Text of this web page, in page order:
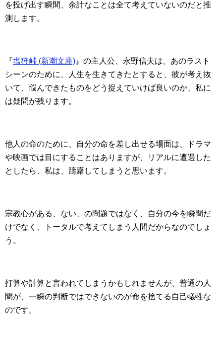
を投げ出す瞬間、余計なことは全て考えていないのだと推
測します。
『塩狩峠 (新潮文庫) 』の主人公、永野信夫は、あのラスト
シーンのために、人生を生きてきたとすると、彼が考え抜
いて、悩んできたものをどう捉えていけば良いのか、私に
は疑問が残ります。
他人の命のために、自分の命を差し出せる場面は、ドラマ
や映画では目にすることはありますが、リアルに遭遇した
としたら、私は、躊躇してしまうと思います。
宗教心がある、ない、の問題ではなく、自分の今を瞬間だ
けでなく、トータルで考えてしまう人間だからなのでしょ
う。
打算や計算と言われてしまうかもしれませんが、普通の人
間が、一瞬の判断ではできないのが命を捨てる自己犠牲な
のです。